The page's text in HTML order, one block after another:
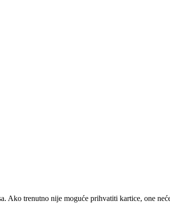
Ako trenutno nije moguće prihvatiti kartice, one